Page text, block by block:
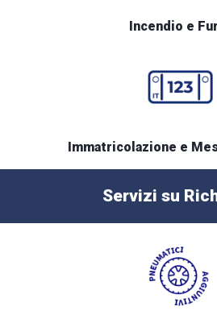
Incendio e
Immatricolazione e
Servizi su